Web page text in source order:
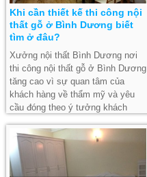
Khi cần thiết kế thi công nội
thất gỗ ở Bình Dương biết
tìm ở đâu?
Xưởng nội thất Bình Dương nơi
thi công nội thất gỗ ở Bình Dương
tăng cao vì sự quan tâm của
khách hàng về thẩm mỹ và yêu
cầu đóng theo ý tưởng khách